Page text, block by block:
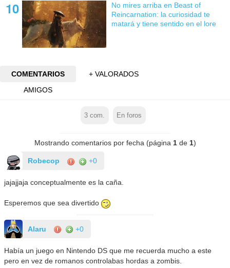
No mires arriba en Beast of
Reincarnation: la curiosidad te
matará y tiene sentido en el lore
COMENTARIOS
+ VALORADOS
AMIGOS
3 com. En foros
Mostrando comentarios por fecha (página 1de 1)
Robecop +0
jajajjaja conceptualmente es la caña.
Esperemos que sea divertido
Alaru +0
Había un juego en Nintendo DS que me recuerda mucho a este
pero en vez de romanos controlabas hordas a zombis.